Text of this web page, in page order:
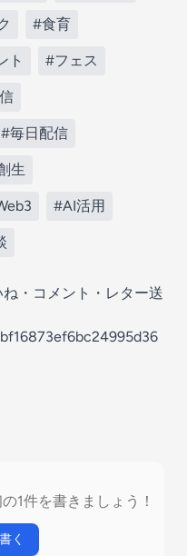
#食育
ト #フェス
#毎日配信
生
#AI活用
・コメント・レター送
1件を書きましょう！
く